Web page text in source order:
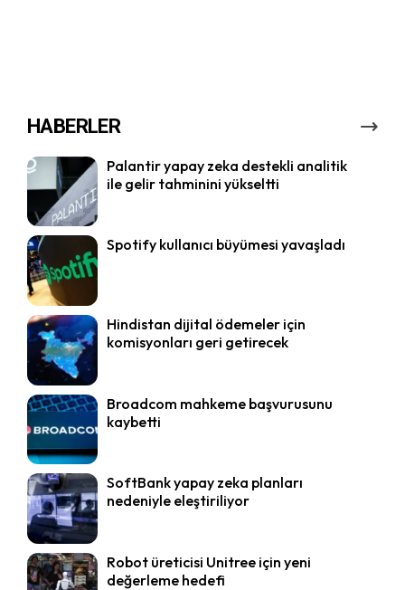
HABERLER
Palantir yapay zeka destekli analitik
ile gelir tahminini yükseltti
Spotify kullanıcı büyümesi yavaşladı
Hindistan dijital ödemeler için
komisyonları geri getirecek
Broadcom mahkeme başvurusunu
kaybetti
SoftBank yapay zeka planları
nedeniyle eleştiriliyor
Robot üreticisi Unitree için yeni
değerleme hedefi